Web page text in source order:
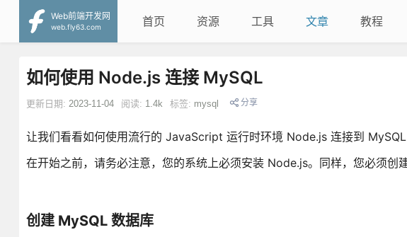
Web前端开发网
web.fly63.com
首页 资源 工具 文章 教程
如何使用 Node.js 连接 MySQL
更新日期: 2023-11-04 阅读: 1.4k 标签: mysql 分享
让我们看看如何使用流行的 JavaScript 运行时环境 Node.js 连接到 MySQL
在开始之前，请务必注意，您的系统上必须安装 Node.js。同样，您必须创
创建 MySQL 数据库